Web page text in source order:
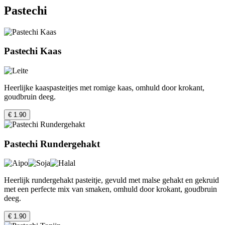
Pastechi
Pastechi Kaas
Heerlijke kaaspasteitjes met romige kaas, omhuld door krokant,
goudbruin deeg.
€ 1.90
Pastechi Rundergehakt
Heerlijk rundergehakt pasteitje, gevuld met malse gehakt en gekruid
met een perfecte mix van smaken, omhuld door krokant, goudbruin
deeg.
€ 1.90